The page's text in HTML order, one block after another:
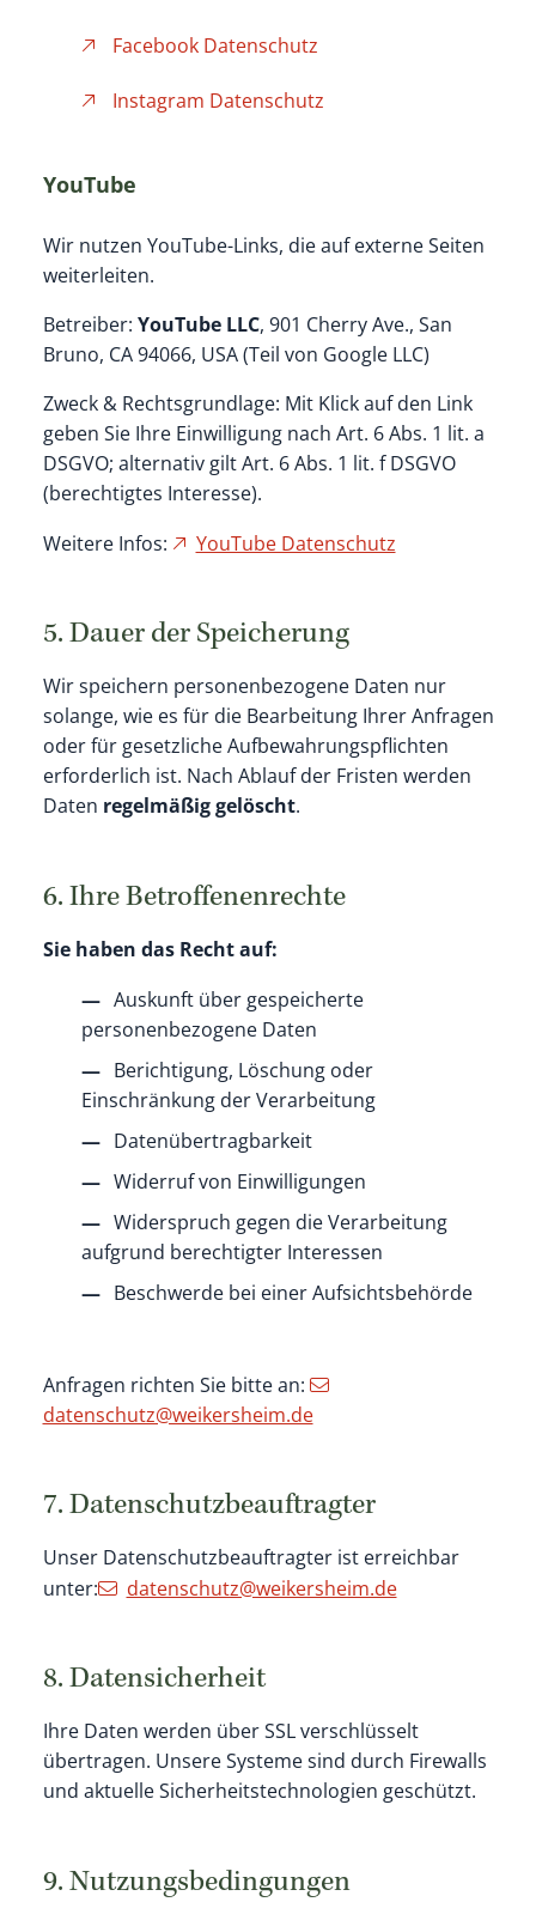
Facebook Datenschutz
Instagram Datenschutz
YouTube
Wir nutzen YouTube-Links, die auf externe Seiten
weiterleiten.
Betreiber: YouTube LLC, 901 Cherry Ave., San
Bruno, CA 94066, USA (Teil von Google LLC)
Zweck & Rechtsgrundlage: Mit Klick auf den Link
geben Sie Ihre Einwilligung nach Art. 6 Abs. 1 lit. a
DSGVO; alternativ gilt Art. 6 Abs. 1 lit. f DSGVO
(berechtigtes Interesse).
Weitere Infos:
YouTube Datenschutz
5. Dauer der Speicherung
Wir speichern personenbezogene Daten nur
solange, wie es für die Bearbeitung Ihrer Anfragen
oder für gesetzliche Aufbewahrungspflichten
erforderlich ist. Nach Ablauf der Fristen werden
Daten regelmäßig gelöscht.
6. Ihre Betroffenenrechte
Sie haben das Recht auf:
Auskunft über gespeicherte
personenbezogene Daten
Berichtigung, Löschung oder
Einschränkung der Verarbeitung
Datenübertragbarkeit
Widerruf von Einwilligungen
Widerspruch gegen die Verarbeitung
aufgrund berechtigter Interessen
Beschwerde bei einer Aufsichtsbehörde
Anfragen richten Sie bitte an:
datenschutz@weikersheim.de
7. Datenschutzbeauftragter
Unser Datenschutzbeauftragter ist erreichbar
unter:
datenschutz@weikersheim.de
8. Datensicherheit
Ihre Daten werden über SSL verschlüsselt
übertragen. Unsere Systeme sind durch Firewalls
und aktuelle Sicherheitstechnologien geschützt.
9. Nutzungsbedingungen